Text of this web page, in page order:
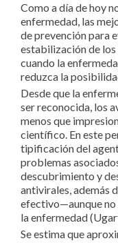
Como a día de hoy
enfermedad, las
de prevención para
estabilización de
cuando la
reduzca la
Desde que la
ser reconocida, los
menos que
científico. En este
tipificación del
problemas
descubrimiento y
antivirales, además
efectivo—aunque
la enfermedad
Se estima que